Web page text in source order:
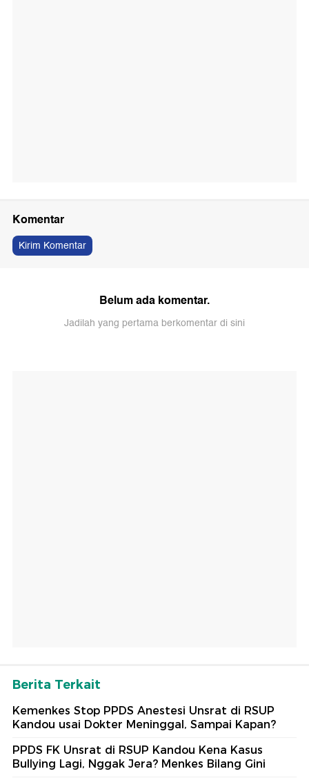
Komentar
Kirim Komentar
Belum ada komentar.
Jadilah yang pertama berkomentar di sini
Berita Terkait
Kemenkes Stop PPDS Anestesi Unsrat di RSUP
Kandou usai Dokter Meninggal, Sampai Kapan?
PPDS FK Unsrat di RSUP Kandou Kena Kasus
Bullying Lagi, Nggak Jera? Menkes Bilang Gini